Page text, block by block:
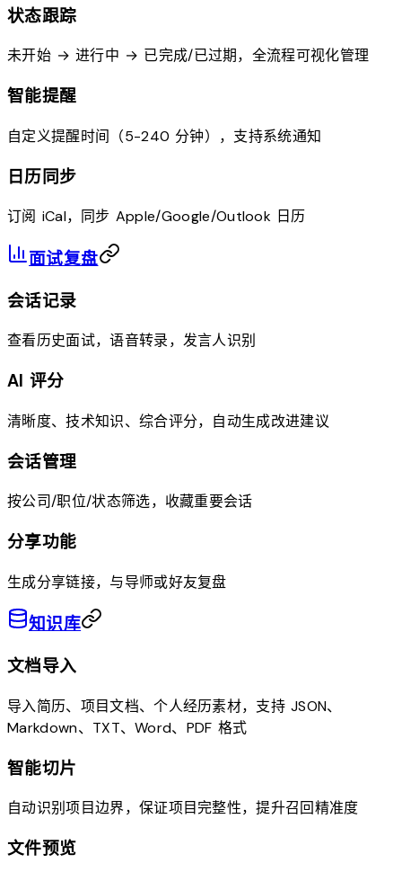
状态跟踪
未开始 → 进行中 → 已完成/已过期，全流程可视化管理
智能提醒
自定义提醒时间（5-240 分钟），支持系统通知
日历同步
订阅 iCal，同步 Apple/Google/Outlook 日历
面试复盘
会话记录
查看历史面试，语音转录，发言人识别
AI 评分
清晰度、技术知识、综合评分，自动生成改进建议
会话管理
按公司/职位/状态筛选，收藏重要会话
分享功能
生成分享链接，与导师或好友复盘
知识库
文档导入
导入简历、项目文档、个人经历素材，支持 JSON、
Markdown、TXT、Word、PDF 格式
智能切片
自动识别项目边界，保证项目完整性，提升召回精准度
文件预览